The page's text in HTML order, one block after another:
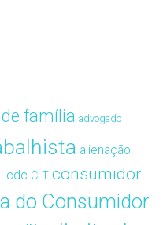
família advogado
alienação
cdc CLT consumidor
do Consumidor